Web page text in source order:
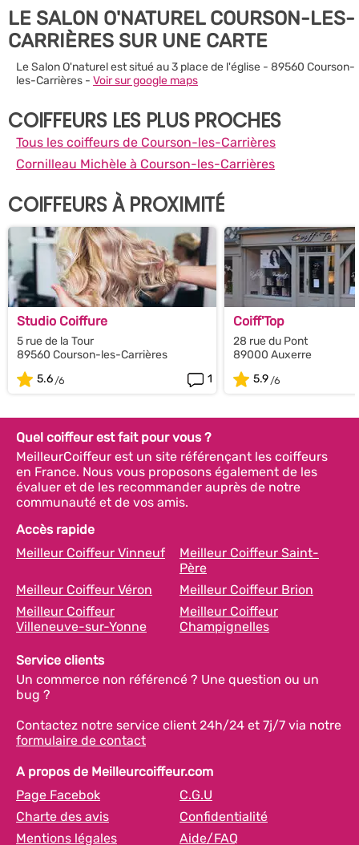
LE SALON O'NATUREL COURSON-LES-
CARRIÈRES SUR UNE CARTE
Le Salon O'naturel est situé au 3 place de l'église - 89560 Courson-
les-Carrières - Voir sur google maps
COIFFEURS LES PLUS PROCHES
Tous les coiffeurs de Courson-les-Carrières
Cornilleau Michèle à Courson-les-Carrières
COIFFEURS À PROXIMITÉ
Studio Coiffure
5 rue de la Tour
89560 Courson-les-Carrières
5.6
1
Coiff'Top
28 rue du Pont
89000 Auxerre
5.9
Quel coiffeur est fait pour vous ?
MeilleurCoiffeur est un site référençant les coiffeurs
en France. Nous vous proposons également de les
évaluer et de les recommander auprès de notre
communauté et de vos amis.
Accès rapide
Meilleur Coiffeur Vinneuf
Meilleur Coiffeur Saint-
Père
Meilleur Coiffeur Véron
Meilleur Coiffeur Brion
Meilleur Coiffeur
Villeneuve-sur-Yonne
Meilleur Coiffeur
Champignelles
Service clients
Un commerce non référencé ? Une question ou un
bug ?
Contactez notre service client 24h/24 et 7j/7 via notre
formulaire de contact
A propos de Meilleurcoiffeur.com
Page Facebok
C.G.U
Charte des avis
Confidentialité
Mentions légales
Aide/FAQ